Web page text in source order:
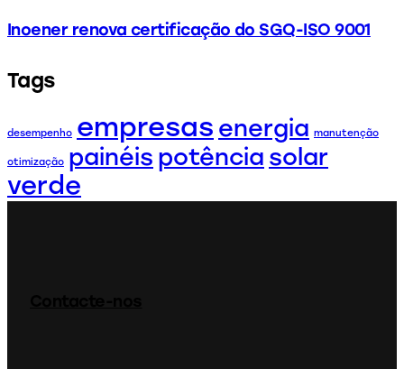
Inoener renova certificação do SGQ-ISO 9001
Tags
desempenho empresas energia manutenção
otimização painéis potência solar
verde